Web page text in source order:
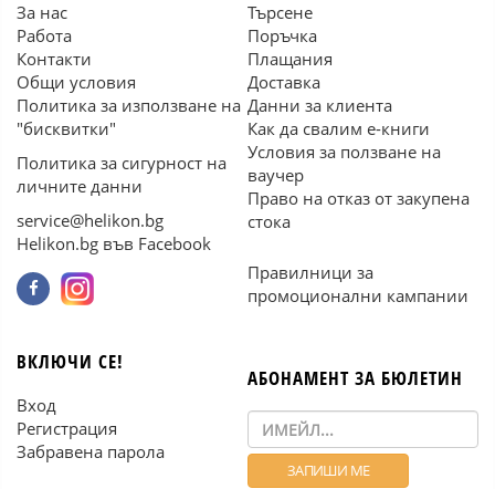
За нас
Работа
Контакти
Общи условия
Политика за използване на
"бисквитки"
Политика за сигурност на
личните данни
service@helikon.bg
Helikon.bg във Facebook
Търсене
Поръчка
Плащания
Доставка
Данни за клиента
Как да свалим е-книги
Условия за ползване на
ваучер
Право на отказ от закупена
стока
Правилници за
промоционални кампании
ВКЛЮЧИ СЕ!
Вход
Регистрация
Забравена парола
АБОНАМЕНТ ЗА БЮЛЕТИН